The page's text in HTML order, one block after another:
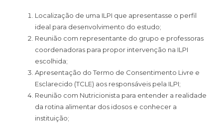
Localização de uma ILPI que apresentasse o perfil
ideal para desenvolvimento do estudo;
Reunião com representante do grupo e professoras
coordenadoras para propor intervenção na ILPI
escolhida;
Apresentação do Termo de Consentimento Livre e
Esclarecido (TCLE) aos responsáveis pela ILPI;
Reunião com Nutricionista para entender a realidade
da rotina alimentar dos idosos e conhecer a
instituição;